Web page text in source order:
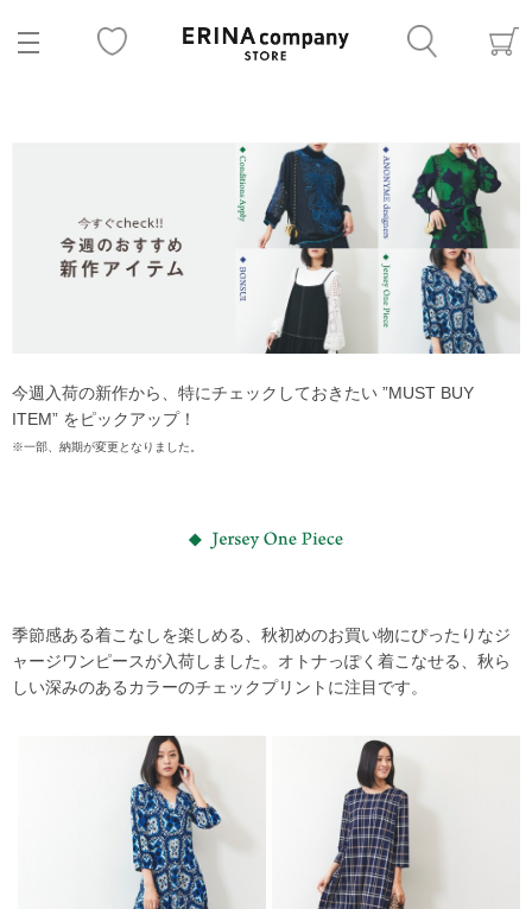
今週入荷の新作から、特にチェックしておきたい ”MUST BUY
ITEM” をピックアップ！
※一部、納期が変更となりました。
季節感ある着こなしを楽しめる、秋初めのお買い物にぴったりなジ
ャージワンピースが入荷しました。オトナっぽく着こなせる、秋ら
しい深みのあるカラーのチェックプリントに注目です。